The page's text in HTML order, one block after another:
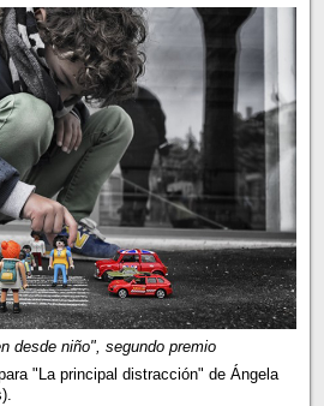
desde niño", segundo premio
"La principal distracción" de Ángela